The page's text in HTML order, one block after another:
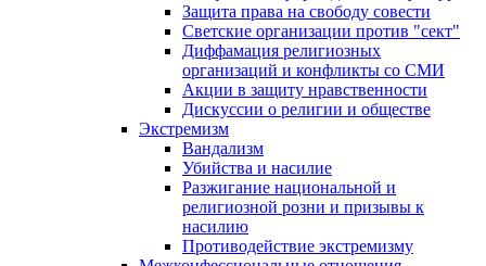
Защита права на свободу совести
Светские организации против "сект"
Диффамация религиозных
организаций и конфликты со СМИ
Акции в защиту нравственности
Дискуссии о религии и обществе
Экстремизм
Вандализм
Убийства и насилие
Разжигание национальной и
религиозной розни и призывы к
насилию
Противодействие экстремизму